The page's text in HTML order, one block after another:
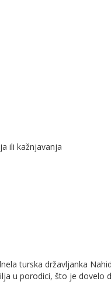
ili kažnjavanja
turska državljanka
u porodici, što je dovelo